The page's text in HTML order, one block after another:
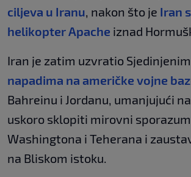
ciljeva u Iranu, nakon što je Iran
helikopter Apache iznad
Iran je zatim uzvratio
napadima na američke vojne
Bahreinu i Jordanu, umanjujući
uskoro sklopiti mirovni sporazum
Washingtona i Teherana i
na Bliskom istoku.